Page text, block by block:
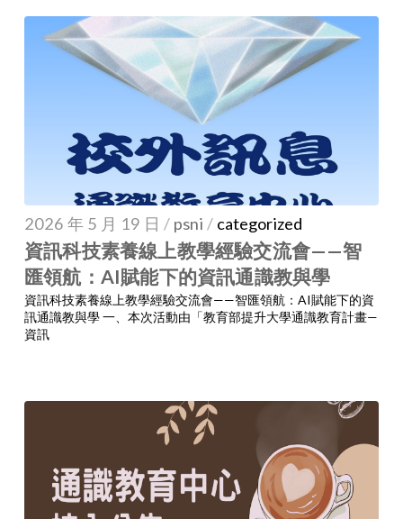
2026 年 5 月 19 日 / psni / categorized
資訊科技素養線上教學經驗交流會——智
匯領航：AI賦能下的資訊通識教與學
資訊科技素養線上教學經驗交流會——智匯領航：AI賦能下的資
訊通識教與學 一、本次活動由「教育部提升大學通識教育計畫—
資訊